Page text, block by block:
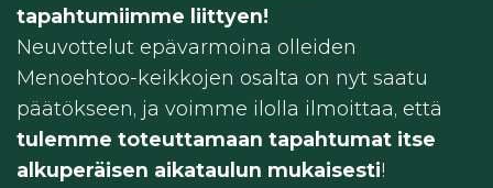
tapahtumiimme liittyen!
Neuvottelut epävarmoina olleiden
Menoehtoo-keikkojen osalta on nyt saatu
päätökseen, ja voimme ilolla ilmoittaa, että
tulemme toteuttamaan tapahtumat itse
alkuperäisen aikataulun mukaisesti!